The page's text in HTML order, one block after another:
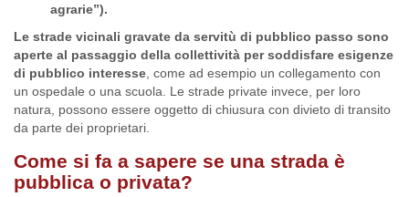
agrarie”).
Le strade vicinali gravate da servitù di pubblico passo sono
aperte al passaggio della collettività per soddisfare esigenze
di pubblico interesse , come ad esempio un collegamento con
un ospedale o una scuola. Le strade private invece, per loro
natura, possono essere oggetto di chiusura con divieto di transito
da parte dei proprietari.
Come si fa a sapere se una strada è
pubblica o privata?